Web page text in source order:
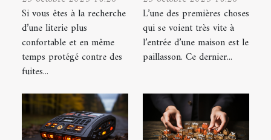
confortables et
plus douces !
Si vous êtes à la recherche
d’une literie plus
confortable et en même
temps protégé contre des
fuites...
paillasson ?
L’une des premières choses
qui se voient très vite à
l’entrée d’une maison est le
paillasson. Ce dernier...